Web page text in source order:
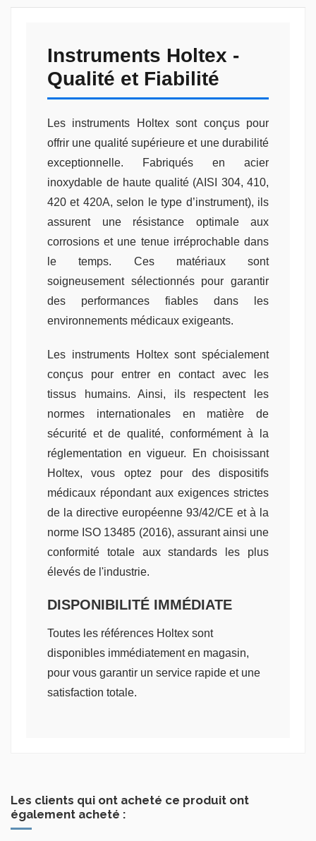
Instruments Holtex -
Qualité et Fiabilité
Les instruments Holtex sont conçus pour
offrir une qualité supérieure et une durabilité
exceptionnelle. Fabriqués en acier
inoxydable de haute qualité (AISI 304, 410,
420 et 420A, selon le type d’instrument), ils
assurent une résistance optimale aux
corrosions et une tenue irréprochable dans
le temps. Ces matériaux sont
soigneusement sélectionnés pour garantir
des performances fiables dans les
environnements médicaux exigeants.
Les instruments Holtex sont spécialement
conçus pour entrer en contact avec les
tissus humains. Ainsi, ils respectent les
normes internationales en matière de
sécurité et de qualité, conformément à la
réglementation en vigueur. En choisissant
Holtex, vous optez pour des dispositifs
médicaux répondant aux exigences strictes
de la directive européenne 93/42/CE et à la
norme ISO 13485 (2016), assurant ainsi une
conformité totale aux standards les plus
élevés de l'industrie.
DISPONIBILITÉ IMMÉDIATE
Toutes les références Holtex sont
disponibles immédiatement en magasin,
pour vous garantir un service rapide et une
satisfaction totale.
Les clients qui ont acheté ce produit ont
également acheté :